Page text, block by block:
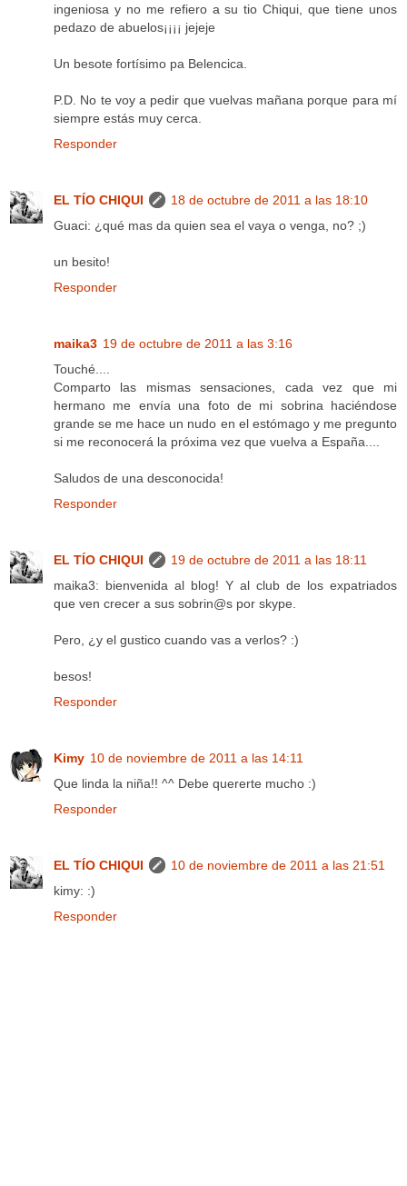
ingeniosa y no me refiero a su tio Chiqui, que tiene unos
pedazo de abuelos¡¡¡¡ jejeje
Un besote fortísimo pa Belencica.
P.D. No te voy a pedir que vuelvas mañana porque para mí
siempre estás muy cerca.
Responder
EL TÍO CHIQUI
18 de octubre de 2011 a las 18:10
Guaci: ¿qué mas da quien sea el vaya o venga, no? ;)
un besito!
Responder
maika3 19 de octubre de 2011 a las 3:16
Touché....
Comparto las mismas sensaciones, cada vez que mi
hermano me envía una foto de mi sobrina haciéndose
grande se me hace un nudo en el estómago y me pregunto
si me reconocerá la próxima vez que vuelva a España....
Saludos de una desconocida!
Responder
EL TÍO CHIQUI
19 de octubre de 2011 a las 18:11
maika3: bienvenida al blog! Y al club de los expatriados
que ven crecer a sus sobrin@s por skype.
Pero, ¿y el gustico cuando vas a verlos? :)
besos!
Responder
Kimy 10 de noviembre de 2011 a las 14:11
Que linda la niña!! ^^ Debe quererte mucho :)
Responder
EL TÍO CHIQUI
10 de noviembre de 2011 a las 21:51
kimy: :)
Responder